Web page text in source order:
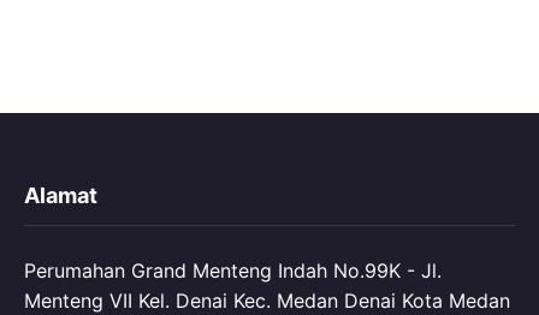
Alamat
Perumahan Grand Menteng Indah No.99K - Jl.
Menteng VII Kel. Denai Kec. Medan Denai Kota Medan